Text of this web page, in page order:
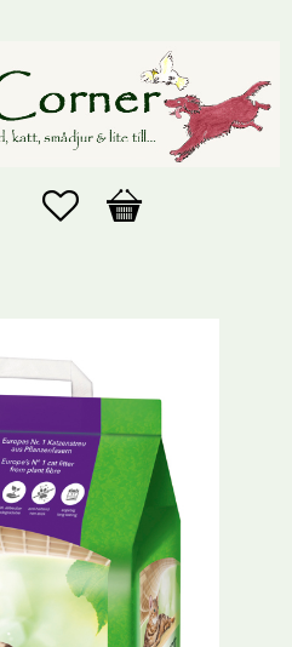
Favoriter
Kundvagn